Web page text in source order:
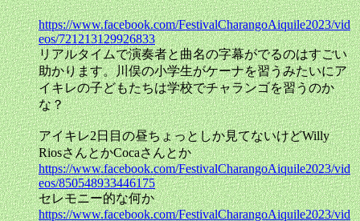
https://www.facebook.com/FestivalCharangoAiquile2023/vid
eos/721213129926833
リアルタイムで演奏者と曲名の字幕がでるのはすごい
助かります。川俣の小学生がケーナを習うみたいにア
イキレの子どもたちは学校でチャランゴを習うのか
な？
アイキレ2日目の昼ちょっとしか見てないけどWilly
RiosさんとかCocaさんとか
https://www.facebook.com/FestivalCharangoAiquile2023/vid
eos/850548933446175
セレモニー的な何か
https://www.facebook.com/FestivalCharangoAiquile2023/vid